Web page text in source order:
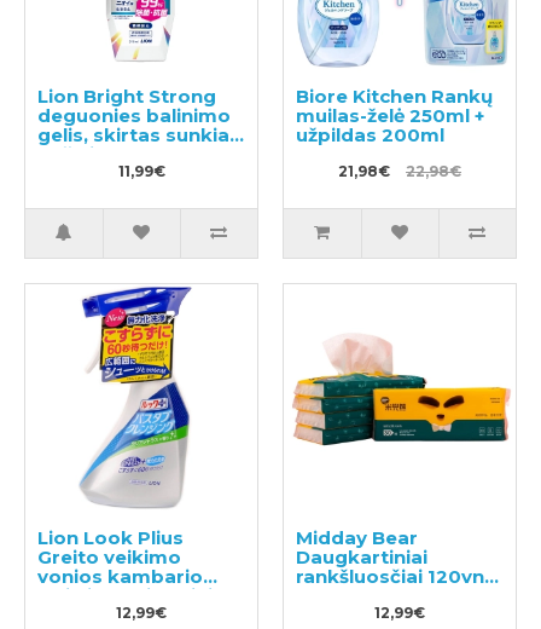
Lion Bright Strong
deguonies balinimo
gelis, skirtas sunkiai
pašalinamoms
dėmėms,
antibakteriniu
poveikiu 510ml
11,99€
Biore Kitchen Rankų
muilas-želė 250ml +
užpildas 200ml
21,98€ 22,98€
Lion Look Plius
Greito veikimo
vonios kambario
valiklis su citrusiniu
kvapu 500ml
12,99€
Midday Bear
Daugkartiniai
rankšluosčiai 120vnt
12,99€